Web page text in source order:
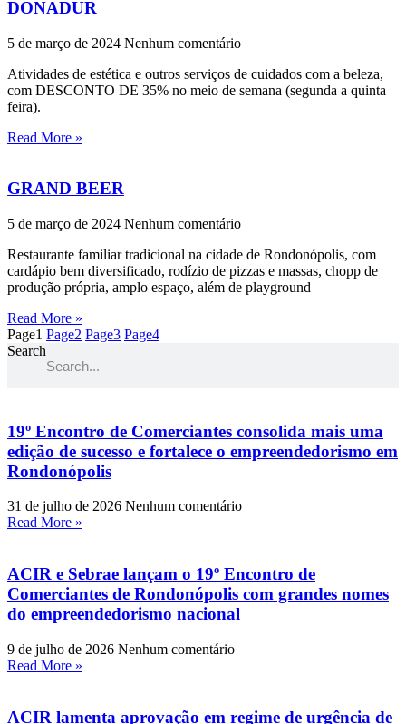
DONADUR
5 de março de 2024 Nenhum comentário
Atividades de estética e outros serviços de cuidados com a beleza,
com DESCONTO DE 35% no meio de semana (segunda a quinta
feira).
Read More »
GRAND BEER
5 de março de 2024 Nenhum comentário
Restaurante familiar tradicional na cidade de Rondonópolis, com
cardápio bem diversificado, rodízio de pizzas e massas, chopp de
produção própria, amplo espaço, além de playground
Read More »
Page1 Page2 Page3 Page4
Search
19º Encontro de Comerciantes consolida mais uma
edição de sucesso e fortalece o empreendedorismo em
Rondonópolis
31 de julho de 2026 Nenhum comentário
Read More »
ACIR e Sebrae lançam o 19º Encontro de
Comerciantes de Rondonópolis com grandes nomes
do empreendedorismo nacional
9 de julho de 2026 Nenhum comentário
Read More »
ACIR lamenta aprovação em regime de urgência de